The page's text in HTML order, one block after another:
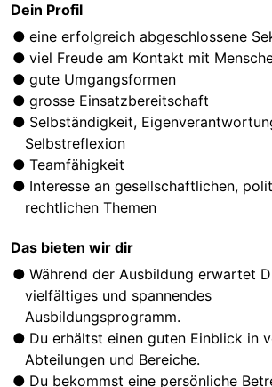
Dein Profil
eine erfolgreich abgeschlossene
viel Freude am Kontakt mit
gute Umgangsformen
grosse Einsatzbereitschaft
Selbständigkeit,
Selbstreflexion
Teamfähigkeit
Interesse an gesellschaftlichen,
rechtlichen Themen
Das bieten wir dir
Während der Ausbildung erwartet
vielfältiges und spannendes
Ausbildungsprogramm.
Du erhältst einen guten Einblick in
Abteilungen und Bereiche.
Du bekommst eine persönliche